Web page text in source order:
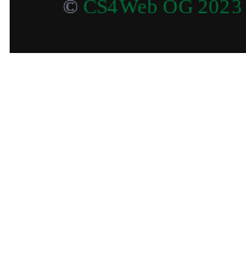
©CS4Web OG 2023